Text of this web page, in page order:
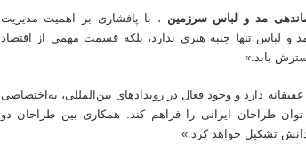
مد و لباس سرزمین ، با پافشاری بر اهمیت مدیریت
لباس تنها جنبه هنری ندارد، بلکه قسمت مهمی از اقتصاد
یابد.»
دارد و وجود فعال در رویدادهای بین‌المللی، به‌اختصاصی
طراحان ایرانی را فراهم کند. همکاری بین طراحان دو
تشکیل خواهد کرد.»